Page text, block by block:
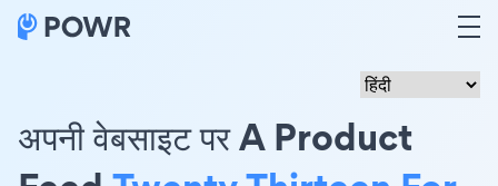
अपनी वेबसाइट पर A Product